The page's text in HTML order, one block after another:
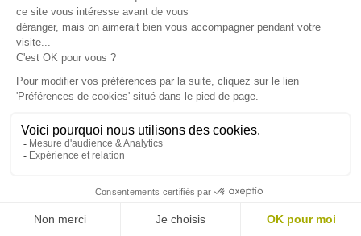
12 DÉCEMBRE 2026
Centre des Expositions du Mans